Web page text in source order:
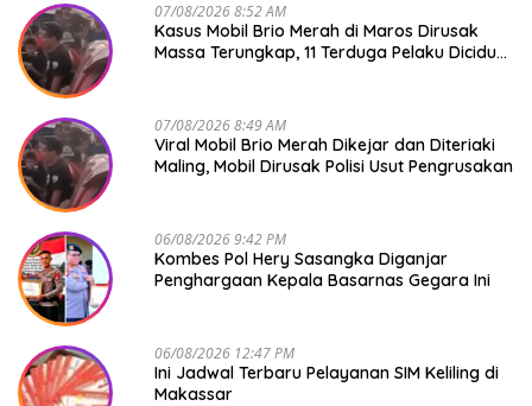
07/08/2026 8:52 AM
Kasus Mobil Brio Merah di Maros Dirusak
Massa Terungkap, 11 Terduga Pelaku Diciduk
07/08/2026 8:49 AM
Viral Mobil Brio Merah Dikejar dan Diteriaki
Maling, Mobil Dirusak Polisi Usut Pengrusakan
06/08/2026 9:42 PM
Kombes Pol Hery Sasangka Diganjar
Penghargaan Kepala Basarnas Gegara Ini
06/08/2026 12:47 PM
Ini Jadwal Terbaru Pelayanan SIM Keliling di
Makassar